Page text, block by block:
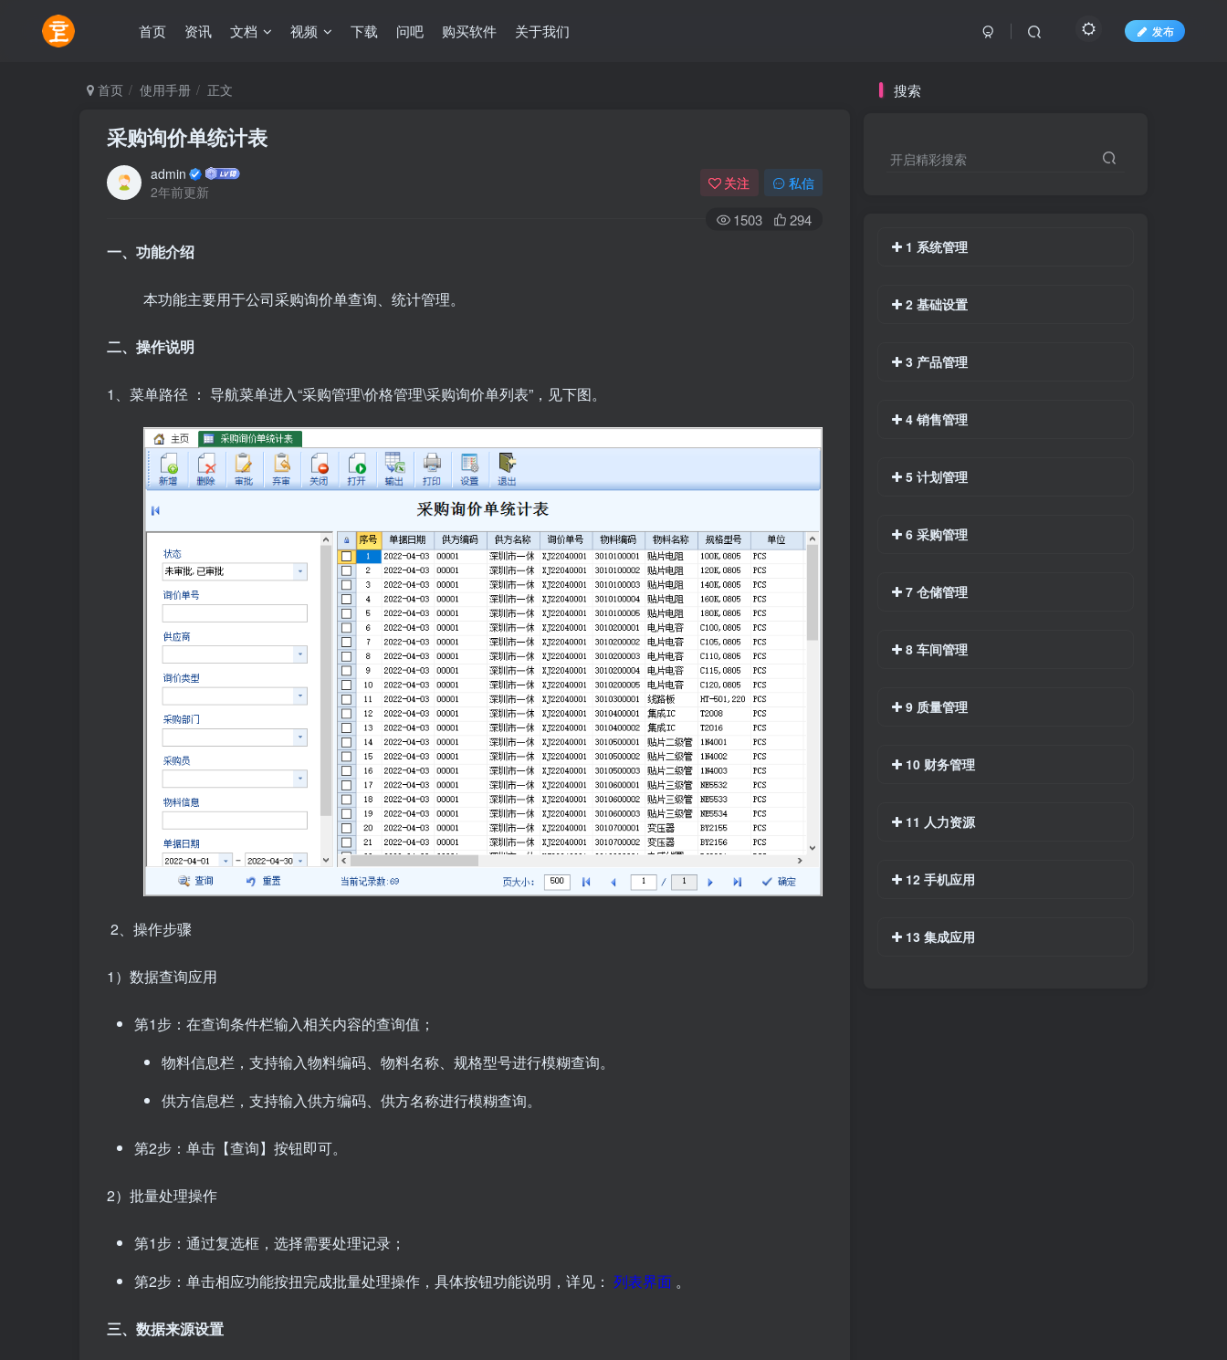
首页 资讯 文档 视频 下载 问吧 购买软件 关于我们 发布
首页 使用手册 正文
采购询价单统计表
admin
2年前更新
关注 私信
1503 294
一、功能介绍
本功能主要用于公司采购询价单查询、统计管理。
二、操作说明
1、菜单路径 ： 导航菜单进入“采购管理\价格管理\采购询价单列表”，见下图。
2、操作步骤
1）数据查询应用
第1步：在查询条件栏输入相关内容的查询值；
物料信息栏，支持输入物料编码、物料名称、规格型号进行模糊查询。
供方信息栏，支持输入供方编码、供方名称进行模糊查询。
第2步：单击【查询】按钮即可。
2）批量处理操作
第1步：通过复选框，选择需要处理记录；
第2步：单击相应功能按扭完成批量处理操作，具体按钮功能说明，详见： 列表界面 。
三、数据来源设置
搜索
开启精彩搜索
1 系统管理
2 基础设置
3 产品管理
4 销售管理
5 计划管理
6 采购管理
7 仓储管理
8 车间管理
9 质量管理
10 财务管理
11 人力资源
12 手机应用
13 集成应用